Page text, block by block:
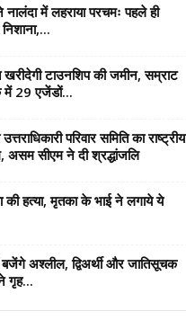
में लहराया परचमः पहले ही
टाउनशिप की जमीन, सम्राट
29 एजेंडों...
परिवार समिति का राष्ट्रीय
असम सीएम ने दी श्रद्धांजलि
की हत्या, मृतका के भाई ने लगाये ये
बजेंगे अश्लील, द्विअर्थी और जातिसूचक
गृह...